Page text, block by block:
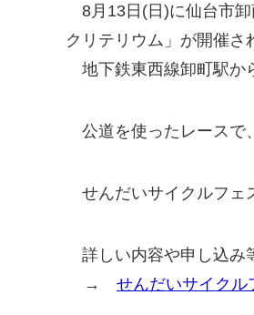
8月13日(日)に仙台市卸
クリテリウム」が開催さ
地下鉄東西線卸町駅か
公道を使ったレースで
せんだいサイクルフェ
詳しい内容や申し込み
→ せんだいサイク